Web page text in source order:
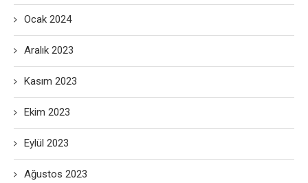
Ocak 2024
Aralık 2023
Kasım 2023
Ekim 2023
Eylül 2023
Ağustos 2023